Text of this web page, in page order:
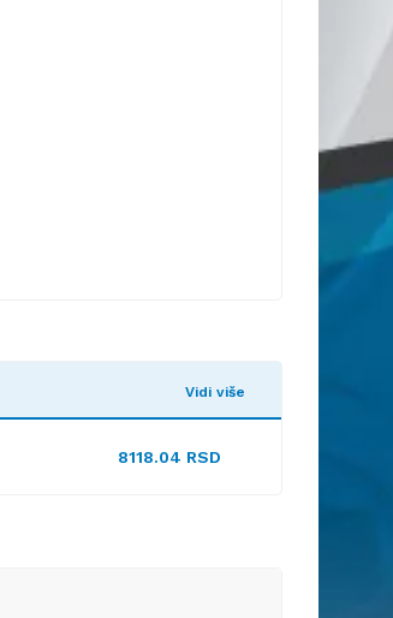
Vidi više
8118.04 RSD